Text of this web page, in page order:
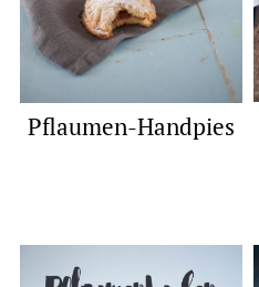
Pflaumen-Handpies